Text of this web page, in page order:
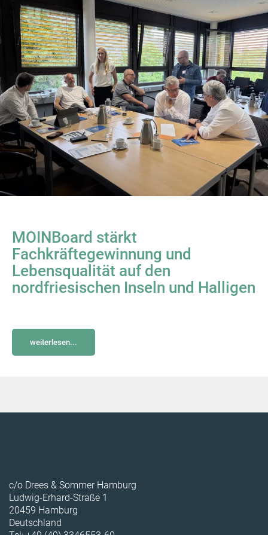
MOINBoard stärkt
Fachkräftegewinnung und
Lebensqualität auf den
nordfriesischen Inseln und Halligen
weiterlesen...
c/o Drees & Sommer Hamburg
Ludwig-Erhard-Straße 1
20459 Hamburg
Deutschland